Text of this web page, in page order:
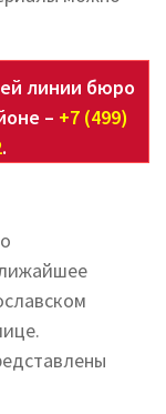
линии бюро
– +7 (499)
.